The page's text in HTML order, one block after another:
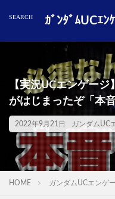
ｶﾞﾝﾀﾞﾑUCｴﾝ
【実況UCエンゲー
がはじまったぞ「本
2022年9月21日 ガンダムUC
HOME ガンダムUCエンゲ